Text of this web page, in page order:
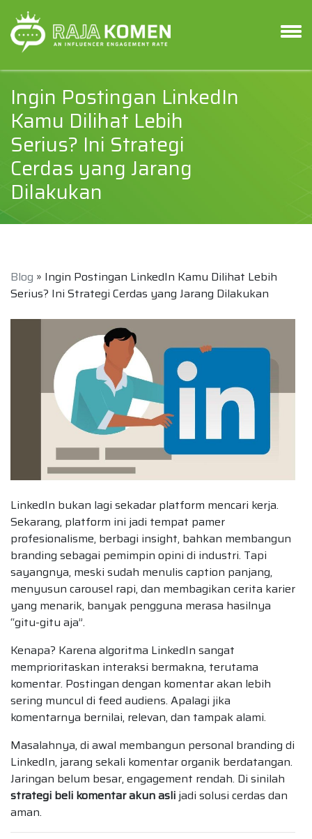
Ingin Postingan LinkedIn
Kamu Dilihat Lebih
Serius? Ini Strategi
Cerdas yang Jarang
Dilakukan
Blog » Ingin Postingan LinkedIn Kamu Dilihat Lebih
Serius? Ini Strategi Cerdas yang Jarang Dilakukan
LinkedIn bukan lagi sekadar platform mencari kerja.
Sekarang, platform ini jadi tempat pamer
profesionalisme, berbagi insight, bahkan membangun
branding sebagai pemimpin opini di industri. Tapi
sayangnya, meski sudah menulis caption panjang,
menyusun carousel rapi, dan membagikan cerita karier
yang menarik, banyak pengguna merasa hasilnya
“gitu-gitu aja”.
Kenapa? Karena algoritma LinkedIn sangat
memprioritaskan interaksi bermakna, terutama
komentar. Postingan dengan komentar akan lebih
sering muncul di feed audiens. Apalagi jika
komentarnya bernilai, relevan, dan tampak alami.
Masalahnya, di awal membangun personal branding di
LinkedIn, jarang sekali komentar organik berdatangan.
Jaringan belum besar, engagement rendah. Di sinilah
strategi beli komentar akun asli jadi solusi cerdas dan
aman.